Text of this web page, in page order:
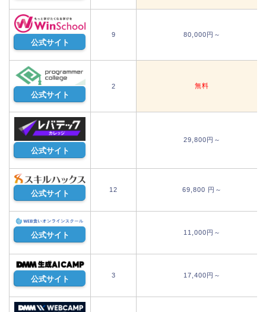
公式サイト
9 80,000円～
公式サイト
2 無料
公式サイト
29,800円～
公式サイト 12 69,800 円～
公式サイト 11,000円～
公式サイト 3 17,400円～